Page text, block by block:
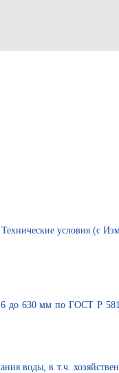
условия (с
до 630 мм по ГОСТ Р
воды, в т.ч.